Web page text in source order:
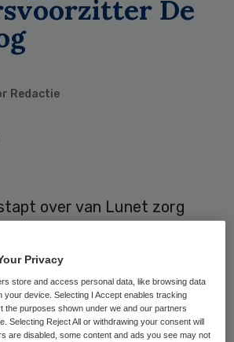
De
Redactie
over van Lunet zorg
voorzitter van de raad van
slag gaat. Plagge neemt het
bestuurder Carla
Privacy
store and access personal data, like browsing data
your device. Selecting I Accept enables tracking
the purposes shown under we and our partners
Selecting Reject All or withdrawing your consent will
are disabled, some content and ads you see may not